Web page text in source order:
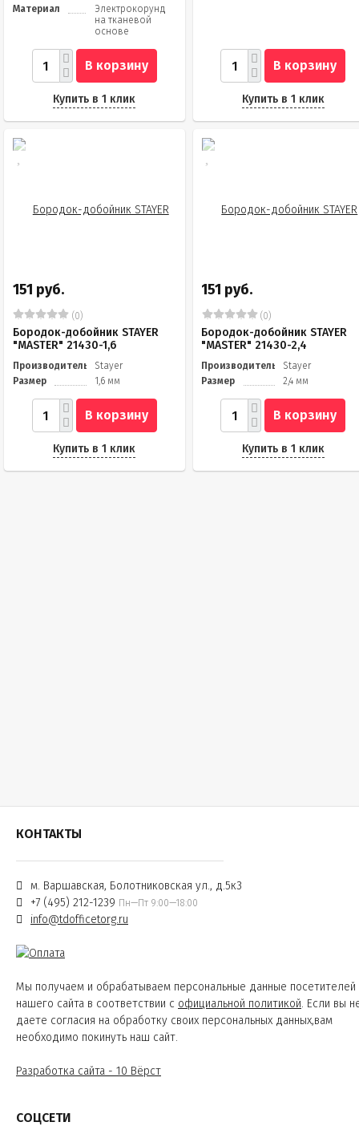
Материал
Электрокорунд
на тканевой
основе
В корзину
Купить в 1 клик
В корзину
Купить в 1 клик
151 руб.
(0)
Бородок-добойник STAYER
"MASTER" 21430-1,6
Производитель
Stayer
Размер
1,6 мм
В корзину
Купить в 1 клик
151 руб.
(0)
Бородок-добойник STAYER
"MASTER" 21430-2,4
Производитель
Stayer
Размер
2,4 мм
В корзину
Купить в 1 клик
КОНТАКТЫ
м. Варшавская, Болотниковская ул., д.5к3
+7 (495) 212-1239 Пн—Пт 9:00—18:00
info@tdofficetorg.ru
Мы получаем и обрабатываем персональные данные посетителей
нашего сайта в соответствии с официальной политикой. Если вы
даете согласия на обработку своих персональных данных,вам
необходимо покинуть наш сайт.
Разработка сайта - 10 Вёрст
СОЦСЕТИ